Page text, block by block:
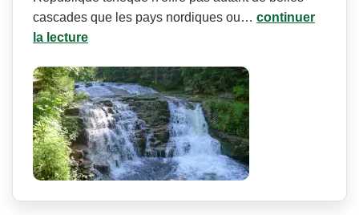
cascades que les pays nordiques ou… continuer
la lecture